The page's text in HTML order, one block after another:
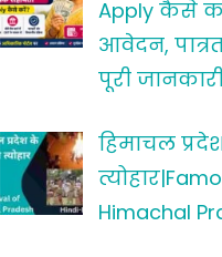
Apply कैसे
आवेदन,
पूरी
हिमाचल
Himachal